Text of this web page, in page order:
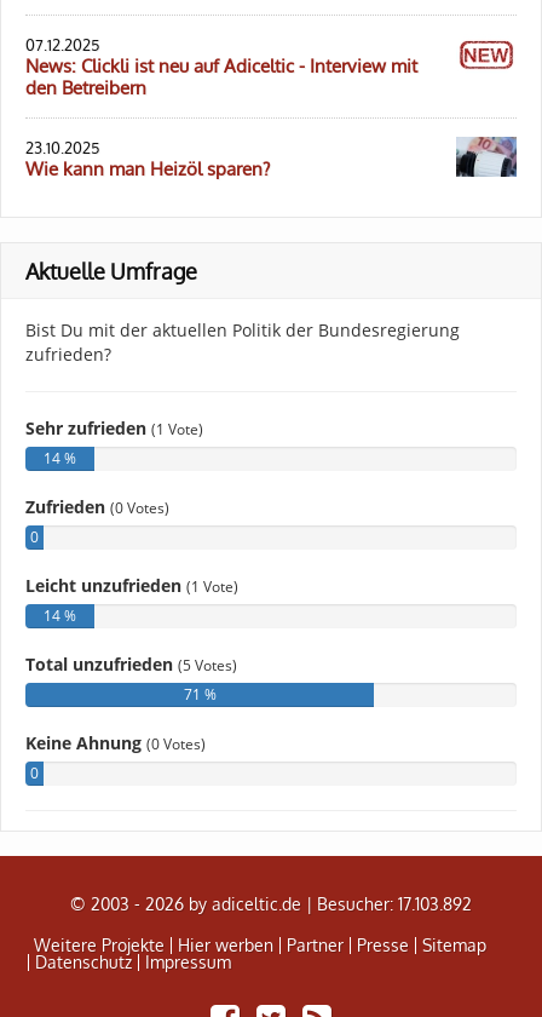
07.12.2025
News: Clickli ist neu auf Adiceltic - Interview mit
den Betreibern
23.10.2025
Wie kann man Heizöl sparen?
Aktuelle Umfrage
© 2003 - 2026 by adiceltic.de | Besucher: 17.103.892
Weitere Projekte
Hier werben Partner Presse
Sitemap
Datenschutz
Impressum
ShareTweetAdiceltic